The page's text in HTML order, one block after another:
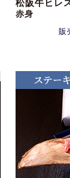
松阪牛ヒレ
赤身
販